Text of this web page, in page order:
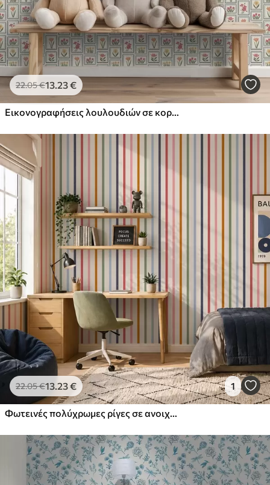
22.05€13.23€
Εικονογραφήσεις λουλουδιών σε κορνίζα με περίγραμμα
22.05€13.23€ 1
Φωτεινές πολύχρωμες ρίγες σε ανοιχτόχρωμο φόντο